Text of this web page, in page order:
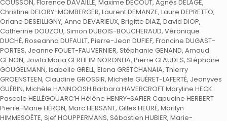
COUSSON, Florence DAVAILLE, Maxime DECOUT, Agnès DELAGE,
Christine DELORY-MOMBERGER, Laurent DEMANZE, Laure DEPRETTO,
Oriane DESEILLIGNY, Anne DEVARIEUX, Brigitte DIAZ, David DIOP,
Catherine DOUZOU, Simon DUBOIS-BOUCHERAUD, Véronique
DUCHÉ, Roseanna DUFAULT, Pierre-Jean DUFIEF, Francine DUGAST-
PORTES, Jeanne FOUET-FAUVERNIER, Stéphanie GENAND, Arnaud
GENON, Jovita Maria GERHEIM NORONHA, Pierre GLAUDES, Stéphane
GOUGELMANN, Isabelle GRELL, Elena GRETCHANAIA, Thierry
GROENSTEEN, Claudine GROSSIR, Michèle GUÉRET-LAFERTÉ, Jeanyves
GUÉRIN, Michèle HANNOOSH Barbara HAVERCROFT Maryline HECK
Pascale HELLÉGOUARC’H Hélène HENRY-SAFIER Capucine HERBERT
Pierre-Marie HÉRON, Marc HERSANT, Gilles HEURÉ, Marilyn
HIMMESOËTE, Sjef HOUPPERMANS, Sébastien HUBIER, Marie-